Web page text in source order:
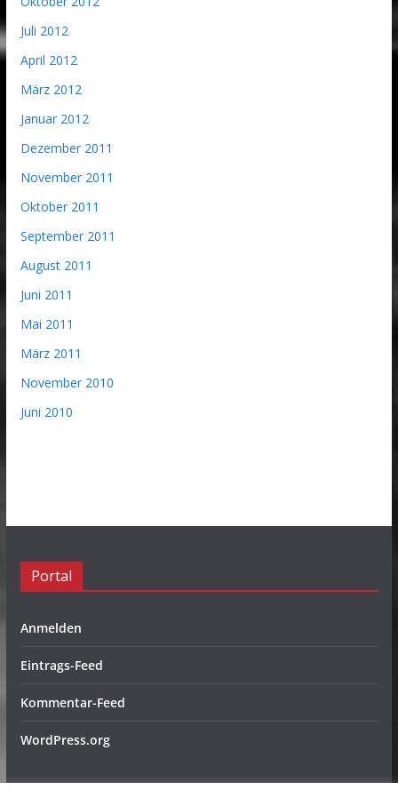
Juli 2012
April 2012
März 2012
Januar 2012
Dezember 2011
November 2011
Oktober 2011
September 2011
August 2011
Juni 2011
Mai 2011
März 2011
November 2010
Juni 2010
Portal
Anmelden
Eintrags-Feed
Kommentar-Feed
WordPress.org